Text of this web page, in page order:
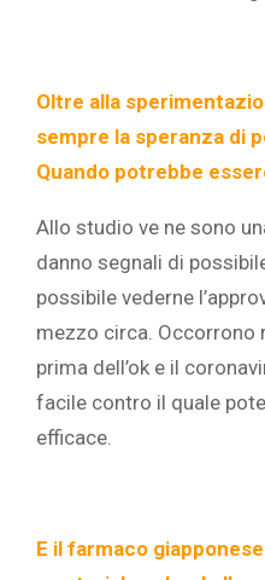
Oltre alla
sempre la speranza di
Quando potrebbe
Allo studio ve ne sono
danno segnali di
possibile vederne
mezzo circa. Occorrono
prima dell’ok e il
facile contro il quale
efficace.
E il farmaco